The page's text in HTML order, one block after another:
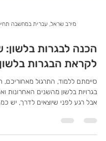
הכנה לבגרות בלשון:
לקראת הבגרות
סיימתם ללמוד, התרגול
בגרויות בלשון מהשנים
אבל רגע לפני שיוצאים לדרך, יש